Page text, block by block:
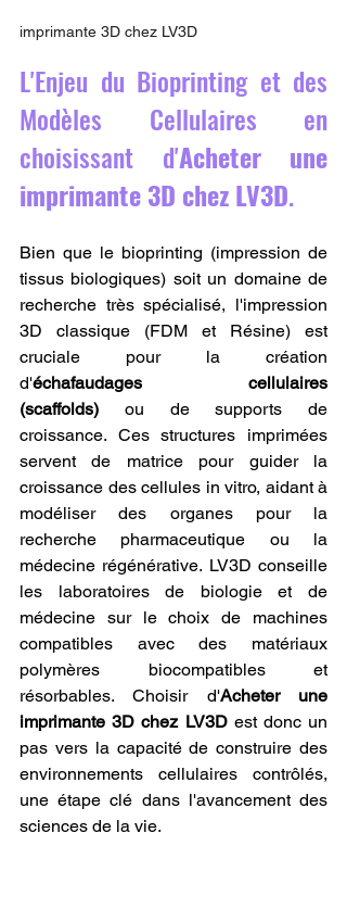
imprimante 3D chez LV3D
L'Enjeu du Bioprinting et des
Modèles Cellulaires en
choisissant d'Acheter une
imprimante 3D chez LV3D.
Bien que le bioprinting (impression de
tissus biologiques) soit un domaine de
recherche très spécialisé, l'impression
3D classique (FDM et Résine) est
cruciale pour la création
d'échafaudages cellulaires
(scaffolds) ou de supports de
croissance. Ces structures imprimées
servent de matrice pour guider la
croissance des cellules in vitro, aidant à
modéliser des organes pour la
recherche pharmaceutique ou la
médecine régénérative. LV3D conseille
les laboratoires de biologie et de
médecine sur le choix de machines
compatibles avec des matériaux
polymères biocompatibles et
résorbables. Choisir d'Acheter une
imprimante 3D chez LV3D est donc un
pas vers la capacité de construire des
environnements cellulaires contrôlés,
une étape clé dans l'avancement des
sciences de la vie.